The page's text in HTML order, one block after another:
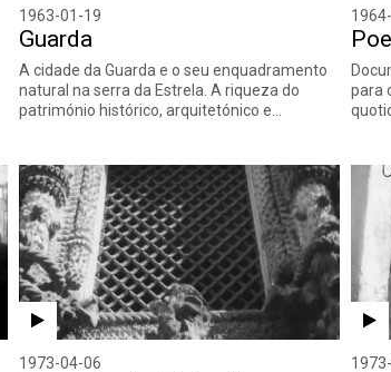
1963-01-19
Guarda
A cidade da Guarda e o seu enquadramento
natural na serra da Estrela. A riqueza do
património histórico, arquitetónico e…
para
1973-04-06